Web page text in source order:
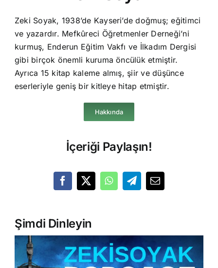
Zeki Soyak, 1938’de Kayseri’de doğmuş; eğitimci
ve yazardır. Mefkûreci Öğretmenler Derneği’ni
kurmuş, Enderun Eğitim Vakfı ve İlkadım Dergisi
gibi birçok önemli kuruma öncülük etmiştir.
Ayrıca 15 kitap kaleme almış, şiir ve düşünce
eserleriyle geniş bir kitleye hitap etmiştir.
Hakkında
İçeriği Paylaşın!
Şimdi Dinleyin